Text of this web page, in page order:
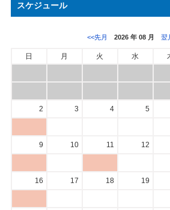
スケジュール
<<先月 2026 年 08 月 翌
日 月 火 水
2 3 4 5
9 10 11 12
16 17 18 19